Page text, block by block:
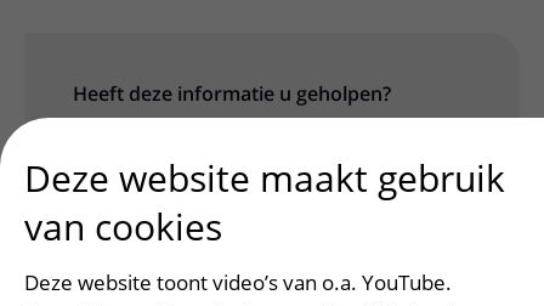
Heeft deze informatie u geholpen?
Deze website maakt gebruik
van cookies
Deze website toont video’s van o.a. YouTube.